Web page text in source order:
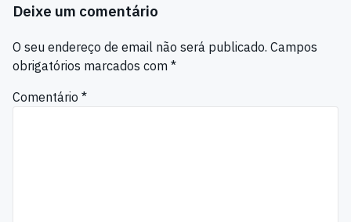
Deixe um comentário
O seu endereço de email não será publicado. Campos
obrigatórios marcados com *
Comentário *